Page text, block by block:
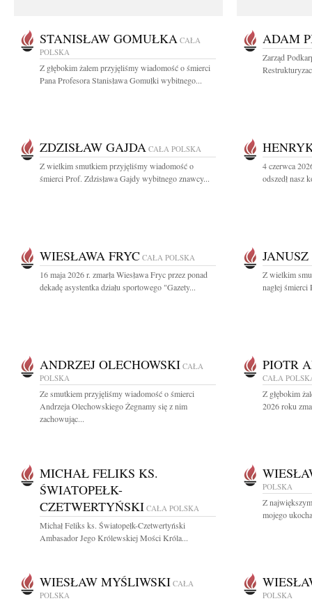
STANISŁAW GOMUŁKA CAŁA
POLSKA
Z głębokim żalem przyjęliśmy wiadomość o śmierci
Pana Profesora Stanisława Gomułki wybitnego...
ADAM
Zarząd
ZDZISŁAW GAJDA CAŁA POLSKA
Z wielkim smutkiem przyjęliśmy wiadomość o
śmierci Prof. Zdzisława Gajdy wybitnego znawcy...
4 czerwca
odszedł nasz
WIESŁAWA FRYC CAŁA POLSKA
16 maja 2026 r. zmarła Wiesława Fryc przez ponad
dekadę asystentka działu sportowego "Gazety...
Z wielkim
nagłej
ANDRZEJ OLECHOWSKI CAŁA
POLSKA
Ze smutkiem przyjęliśmy wiadomość o śmierci
Andrzeja Olechowskiego Żegnamy się z nim
zachowując...
PIOTR
CAŁA
Z głębokim
2026 roku
MICHAŁ FELIKS KS.
ŚWIATOPEŁK-
CZETWERTYŃSKI CAŁA POLSKA
Michał Feliks ks. Światopełk-Czetwertyński
Ambasador Jego Królewskiej Mości Króla...
POLSKA
Z
mojego
WIESŁAW MYŚLIWSKI CAŁA
POLSKA
POLSKA